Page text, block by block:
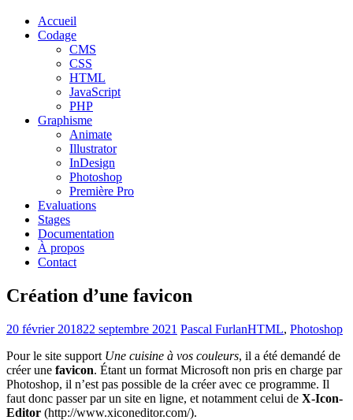
Accueil
Codage
CMS
CSS
HTML
JavaScript
PHP
Graphisme
Animate
Illustrator
InDesign
Photoshop
Première Pro
Evaluations
Stages
Documentation
À propos
Contact
Création d’une favicon
20 février 201822 septembre 2021 Pascal FurlanHTML, Photoshop
Pour le site support Une cuisine à vos couleurs, il a été demandé de
créer une favicon. Étant un format Microsoft non pris en charge par
Photoshop, il n’est pas possible de la créer avec ce programme. Il
faut donc passer par un site en ligne, et notamment celui de X-Icon-
Editor (http://www.xiconeditor.com/).